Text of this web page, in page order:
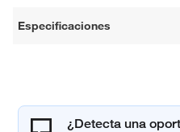
Especificaciones
¿Detecta una